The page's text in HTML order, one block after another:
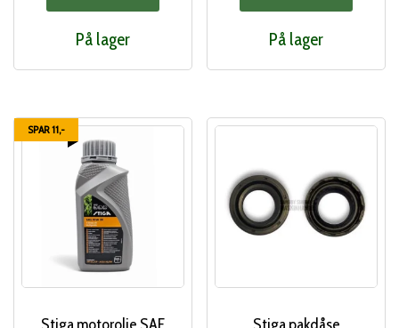
På lager På lager
SPAR 11,-